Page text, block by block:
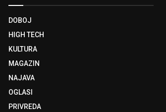
DOBOJ
HIGH TECH
KULTURA
MAGAZIN
NAJAVA
OGLASI
PRIVREDA